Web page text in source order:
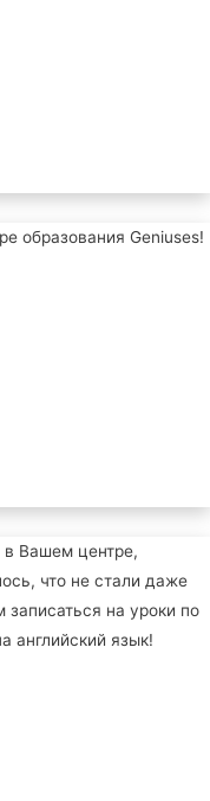
образования Geniuses!
в Вашем центре,
что не стали даже
записаться на уроки по
английский язык!